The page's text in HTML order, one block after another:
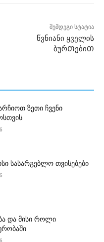
შემდეგი სტატია
წვნიანი ყველის
ბურᲗებიᲗ
ზეთი ჩვენი
სასარგებლო თვისებები
და მისი როლი